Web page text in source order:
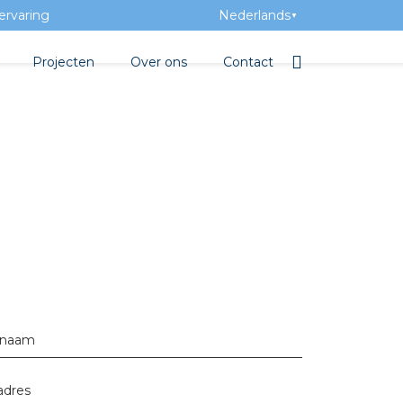
Nederlands ▼
Projecten Over ons Contact